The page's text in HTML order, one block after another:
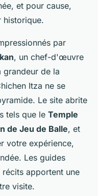
et pour cause,
historique.
par
, un chef-d'œuvre
grandeur de la
Itza ne se
Le site abrite
tels que le Temple
de Jeu de Balle, et
votre expérience,
Les guides
apportent une
visite.